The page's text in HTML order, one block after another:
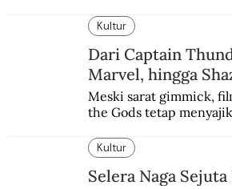
sebelumnya
diketahui.
Kultur
Dari Captain
Marvel, hingga
Meski sarat gimmick,
the Gods tetap
Yunani.
Kultur
Selera Naga Sejuta